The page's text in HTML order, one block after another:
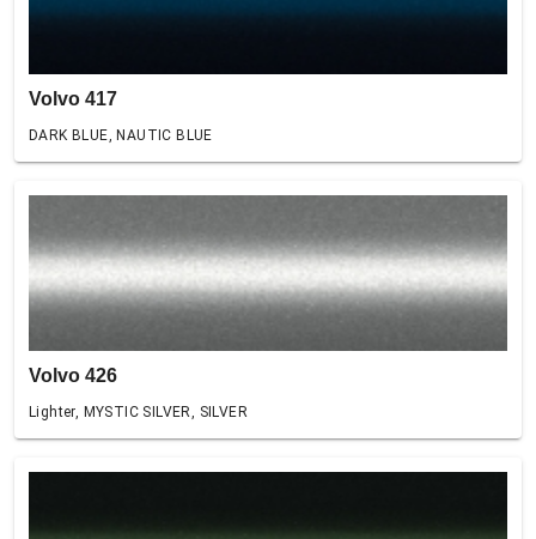
Volvo 417
DARK BLUE, NAUTIC BLUE
Volvo 426
Lighter, MYSTIC SILVER, SILVER